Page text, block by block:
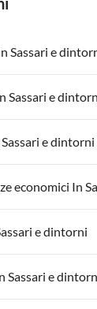
Sassari e
Sassari e
e dintorni
economici In
e dintorni
Sassari e